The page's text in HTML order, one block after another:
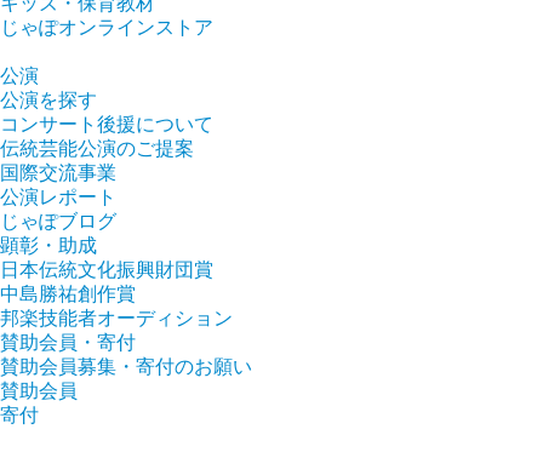
じゃぽオンラインストア
公演
公演を探す
コンサート後援について
伝統芸能公演のご提案
国際交流事業
公演レポート
じゃぽブログ
顕彰・助成
日本伝統文化振興財団賞
中島勝祐創作賞
邦楽技能者オーディション
賛助会員・寄付
賛助会員募集・寄付のお願い
賛助会員
寄付